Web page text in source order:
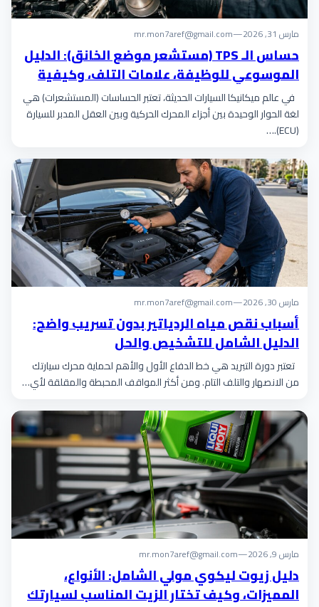
مارس 31, 2026 —
mr.mon7aref@gmail.com
حساس الـ TPS (مستشعر موضع الخانق): الدليل
الموسوعي للوظيفة، علامات التلف، وكيفية
الفحص
في عالم ميكانيكا السيارات الحديثة، تعتبر الحساسات (المستشعرات) هي
لغة الحوار الوحيدة بين أجزاء المحرك الحركية وبين العقل المدبر للسيارة
(ECU).…
مارس 30, 2026 —
mr.mon7aref@gmail.com
أسباب نقص مياه الردياتير بدون تسريب واضح:
الدليل الشامل للتشخيص والحل
تعتبر دورة التبريد هي خط الدفاع الأول والأهم لحماية محرك سيارتك
من الانصهار والتلف التام. ومن أكثر المواقف المحبطة والمقلقة لأي…
مارس 9, 2026 —
mr.mon7aref@gmail.com
دليل زيوت ليكوي مولي الشامل: الأنواع،
المميزات، وكيف تختار الزيت المناسب لسيارتك